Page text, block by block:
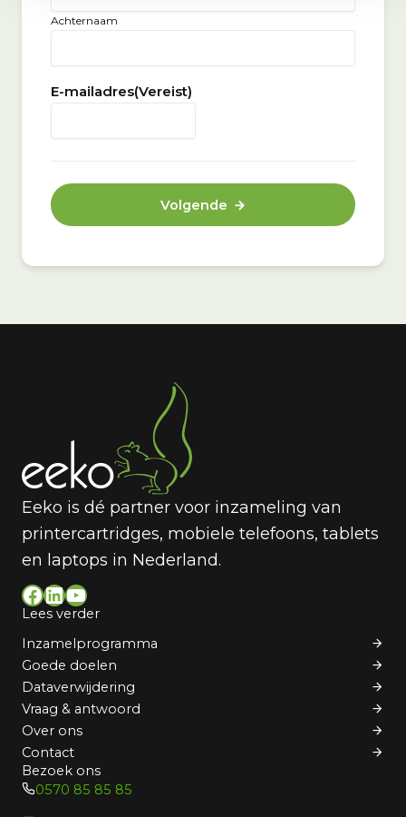
Achternaam
E-mailadres(Vereist)
Volgende
Eeko is dé partner voor inzameling van
printercartridges, mobiele telefoons, tablets
en laptops in Nederland.
Facebook LinkedIn YouTube
Lees verder
Inzamelprogramma
Goede doelen
Dataverwijdering
Vraag & antwoord
Over ons
Contact
Bezoek ons
0570 85 85 85